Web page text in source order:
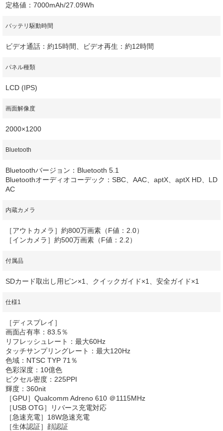
定格値：7000mAh/27.09Wh
バッテリ駆動時間
ビデオ通話：約15時間、ビデオ再生：約12時間
パネル種類
LCD (IPS)
画面解像度
2000×1200
Bluetooth
Bluetoothバージョン：Bluetooth 5.1
Bluetoothオーディオコーデック：SBC、AAC、aptX、aptX HD、LD
AC
内蔵カメラ
［アウトカメラ］約800万画素（F値：2.0）
［インカメラ］約500万画素（F値：2.2）
付属品
SDカード取出し用ピン×1、クイックガイド×1、安全ガイド×1
仕様1
［ディスプレイ］
画面占有率：83.5％
リフレッシュレート：最大60Hz
タッチサンプリングレート：最大120Hz
色域：NTSC TYP 71％
色彩深度：10億色
ピクセル密度：225PPI
輝度：360nit
［GPU］Qualcomm Adreno 610 ＠1115MHz
［USB OTG］リバース充電対応
［急速充電］18W急速充電
［生体認証］顔認証